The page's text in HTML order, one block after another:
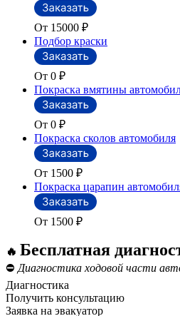
От 15000 ₽
Подбор краски
От 0 ₽
Покраска вмятины
От 0 ₽
Покраска сколов автомобиля
От 1500 ₽
Покраска царапин
От 1500 ₽
🔥 Бесплатная
⛔ Диагностика ходовой части
Диагностика
Получить консультацию
Заявка на эвакуатор